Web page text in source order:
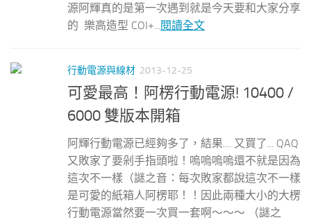
源阿輝真的是第一次遇到就是今天要和大家分享
的 樂高造型 COI+...
閱讀全文
行動電源與線材 2013-12-25
可愛最高！阿楞行動電源! 10400 /
6000 雙版本開箱
阿輝行動電源已經夠多了，結果.... 又買了... QAQ
又敗家了要剁手指頭啦！嗚嗚嗚嗚還不就是因為
這次不一樣（謎之音：每次敗家都說這次不一樣
是可愛的紙箱人阿楞耶！！因此兩種大小的大楞
行動電源當然要一次買一套啊～～～ （謎之